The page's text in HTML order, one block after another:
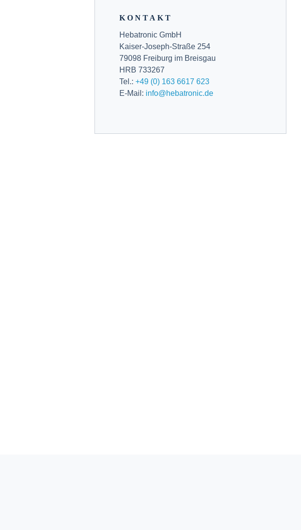
KONTAKT
Hebatronic GmbH
Kaiser-Joseph-Straße 254
79098 Freiburg im Breisgau
HRB 733267
Tel.:+49 (0) 163 6617 623
E-Mail: info@hebatronic.de